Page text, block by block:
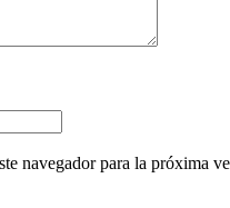
navegador para la próxima